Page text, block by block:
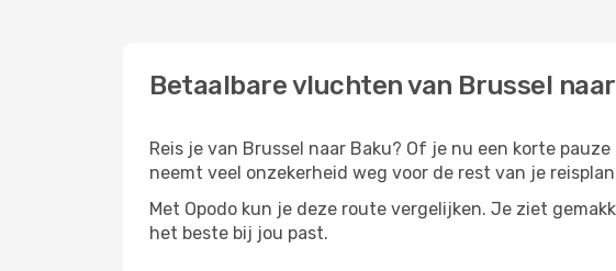
Betaalbare vluchten van Brussel
Reis je van Brussel naar Baku? Of je nu een korte
neemt veel onzekerheid weg voor de rest van je
Met Opodo kun je deze route vergelijken. Je ziet
het beste bij jou past.